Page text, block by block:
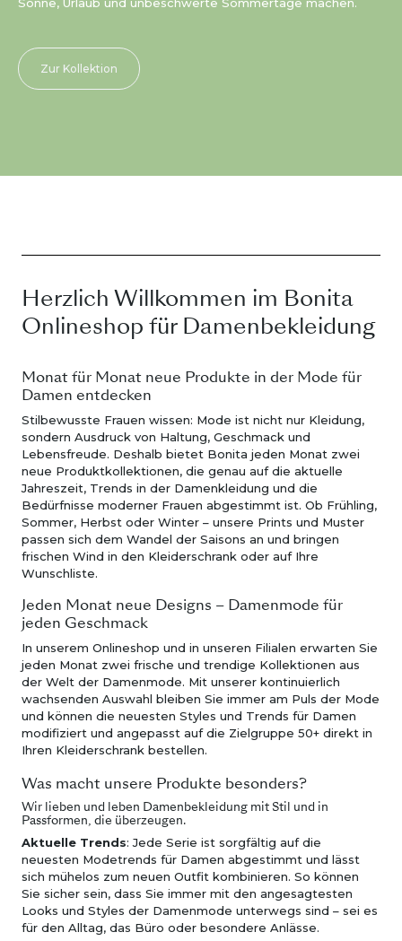
Zur Kollektion
Herzlich Willkommen im Bonita
Onlineshop für Damenbekleidung
Monat für Monat neue Produkte in der Mode für
Damen entdecken
Stilbewusste Frauen wissen: Mode ist nicht nur Kleidung,
sondern Ausdruck von Haltung, Geschmack und
Lebensfreude. Deshalb bietet Bonita jeden Monat zwei
neue Produktkollektionen, die genau auf die aktuelle
Jahreszeit, Trends in der Damenkleidung und die
Bedürfnisse moderner Frauen abgestimmt ist. Ob Frühling,
Sommer, Herbst oder Winter – unsere Prints und Muster
passen sich dem Wandel der Saisons an und bringen
frischen Wind in den Kleiderschrank oder auf Ihre
Wunschliste.
Jeden Monat neue Designs – Damenmode für
jeden Geschmack
In unserem Onlineshop und in unseren Filialen erwarten Sie
jeden Monat zwei frische und trendige Kollektionen aus
der Welt der Damenmode. Mit unserer kontinuierlich
wachsenden Auswahl bleiben Sie immer am Puls der Mode
und können die neuesten Styles und Trends für Damen
modifiziert und angepasst auf die Zielgruppe 50+ direkt in
Ihren Kleiderschrank bestellen.
Was macht unsere Produkte besonders?
Wir lieben und leben Damenbekleidung mit Stil und in
Passformen, die überzeugen.
Aktuelle Trends: Jede Serie ist sorgfältig auf die
neuesten Modetrends für Damen abgestimmt und lässt
sich mühelos zum neuen Outfit kombinieren. So können
Sie sicher sein, dass Sie immer mit den angesagtesten
Looks und Styles der Damenmode unterwegs sind – sei es
für den Alltag, das Büro oder besondere Anlässe.